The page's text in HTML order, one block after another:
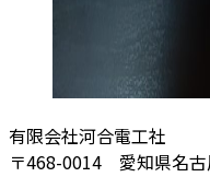
有限会社河合電工社
〒468-0014 愛知県名古